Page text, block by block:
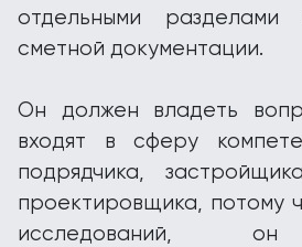
отдельными разделами
сметной документации.
Он должен владеть
входят в сферу
подрядчика,
проектировщика, потому
исследований, он